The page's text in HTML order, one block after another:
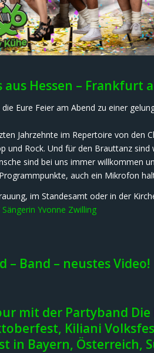
Hessen – Frankfurt
Eure Feier am Abend zu einer
Jahrzehnte im Repertoire von den
und Rock. Und für den Brauttanz sind
sind bei uns immer willkommen
auch ein Mikrofon
im Standesamt oder in der
Yvonne Zwilling
– Band – neustes Video!
mit der Partyband Die
Kiliani
in Bayern, Österreich,